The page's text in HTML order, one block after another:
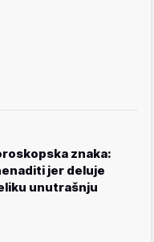
znaka:
jer deluje
unutrašnju